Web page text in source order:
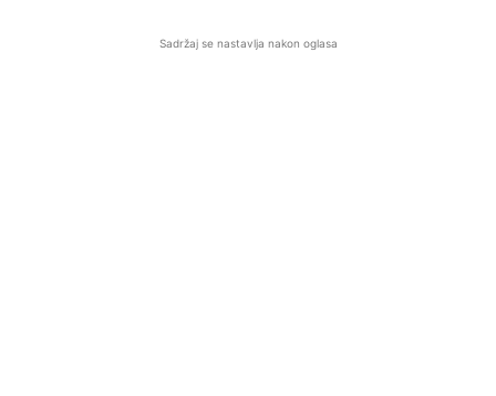
Sadržaj se nastavlja nakon oglasa